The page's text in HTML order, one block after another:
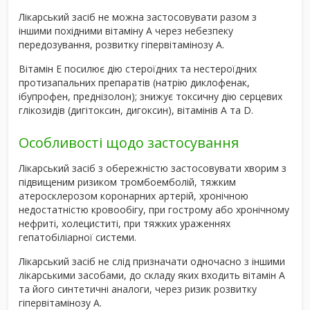
Лікарський засіб не можна застосовувати разом з
іншими похідними вітаміну А через небезпеку
передозування, розвитку гіпервітамінозу А.
Вітамін Е посилює дію стероїдних та нестероїдних
протизапальних препаратів (натрію диклофенак,
ібупрофен, преднізолон); знижує токсичну дію серцевих
глікозидів (дигітоксин, дигоксин), вітамінів А та D.
Особливості щодо застосування
Лікарський засіб з обережністю застосовувати хворим з
підвищеним ризиком тромбоемболій, тяжким
атеросклерозом коронарних артерій, хронічною
недостатністю кровообігу, при гострому або хронічному
нефриті, холециститі, при тяжких ураженнях
гепатобіліарної системи.
Лікарський засіб не слід призначати одночасно з іншими
лікарськими засобами, до складу яких входить вітамін А
та його синтетичні аналоги, через ризик розвитку
гіпервітамінозу А.